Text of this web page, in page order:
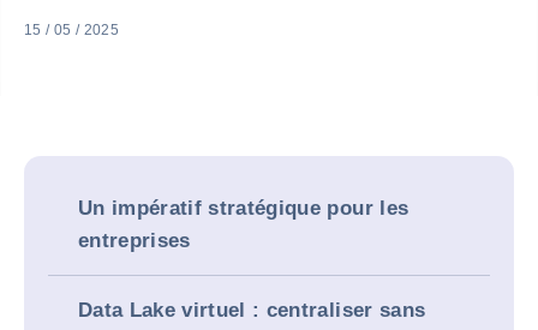
15 / 05 / 2025
Un impératif stratégique pour les
entreprises
Data Lake virtuel : centraliser sans